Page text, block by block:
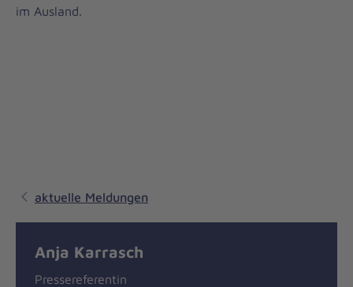
im Ausland.
aktuelle Meldungen
Anja Karrasch
Pressereferentin